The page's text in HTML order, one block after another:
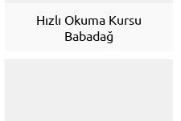
Hızlı Okuma Kursu
Babadağ